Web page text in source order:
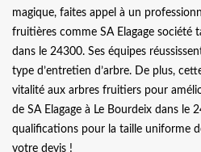
magique, faites appel à un
fruitières comme SA Elagage société
dans le 24300. Ses équipes
type d’entretien d’arbre. De plus,
vitalité aux arbres fruitiers pour
de SA Elagage à Le Bourdeix dans le
qualifications pour la taille uniforme
votre devis !